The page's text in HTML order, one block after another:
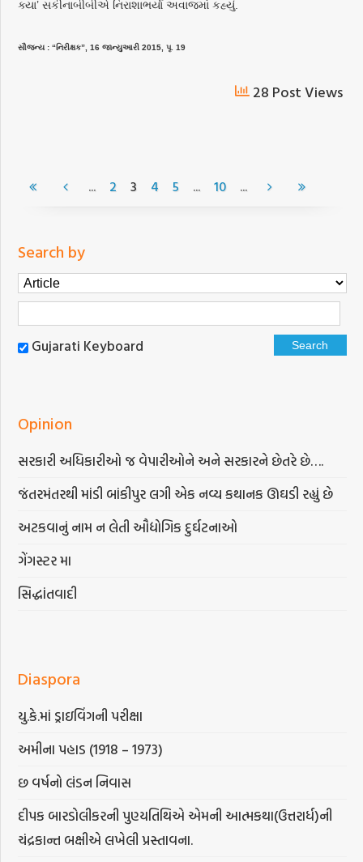
ક્યા’ સકીનાબીબીએ નિરાશાભર્યા અવાજમાં કહ્યું.
સૌજન્ય : “નિરીક્ષક”, 16 જાન્યુઆરી 2015, પૃ. 19
28 Post Views
... 2 3 4 5 ... 10 ...
Search by
Gujarati Keyboard
Opinion
સરકારી અધિકારીઓ જ વેપારીઓને અને સરકારને છેતરે છે….
જંતરમંતરથી માંડી બાંકીપુર લગી એક નવ્ય કથાનક ઊઘડી રહ્યું છે
અટકવાનું નામ ન લેતી ઔદ્યોગિક દુર્ઘટનાઓ
ગેંગસ્ટર મા
સિદ્ધાંતવાદી
Diaspora
યુ.કે.માં ડ્રાઇવિંગની પરીક્ષા
અમીના પહાડ (1918 – 1973)
છ વર્ષનો લંડન નિવાસ
દીપક બારડોલીકરની પુણ્યતિથિએ એમની આત્મકથા(ઉત્તરાર્ધ)ની
ચંદ્રકાન્ત બક્ષીએ લખેલી પ્રસ્તાવના.